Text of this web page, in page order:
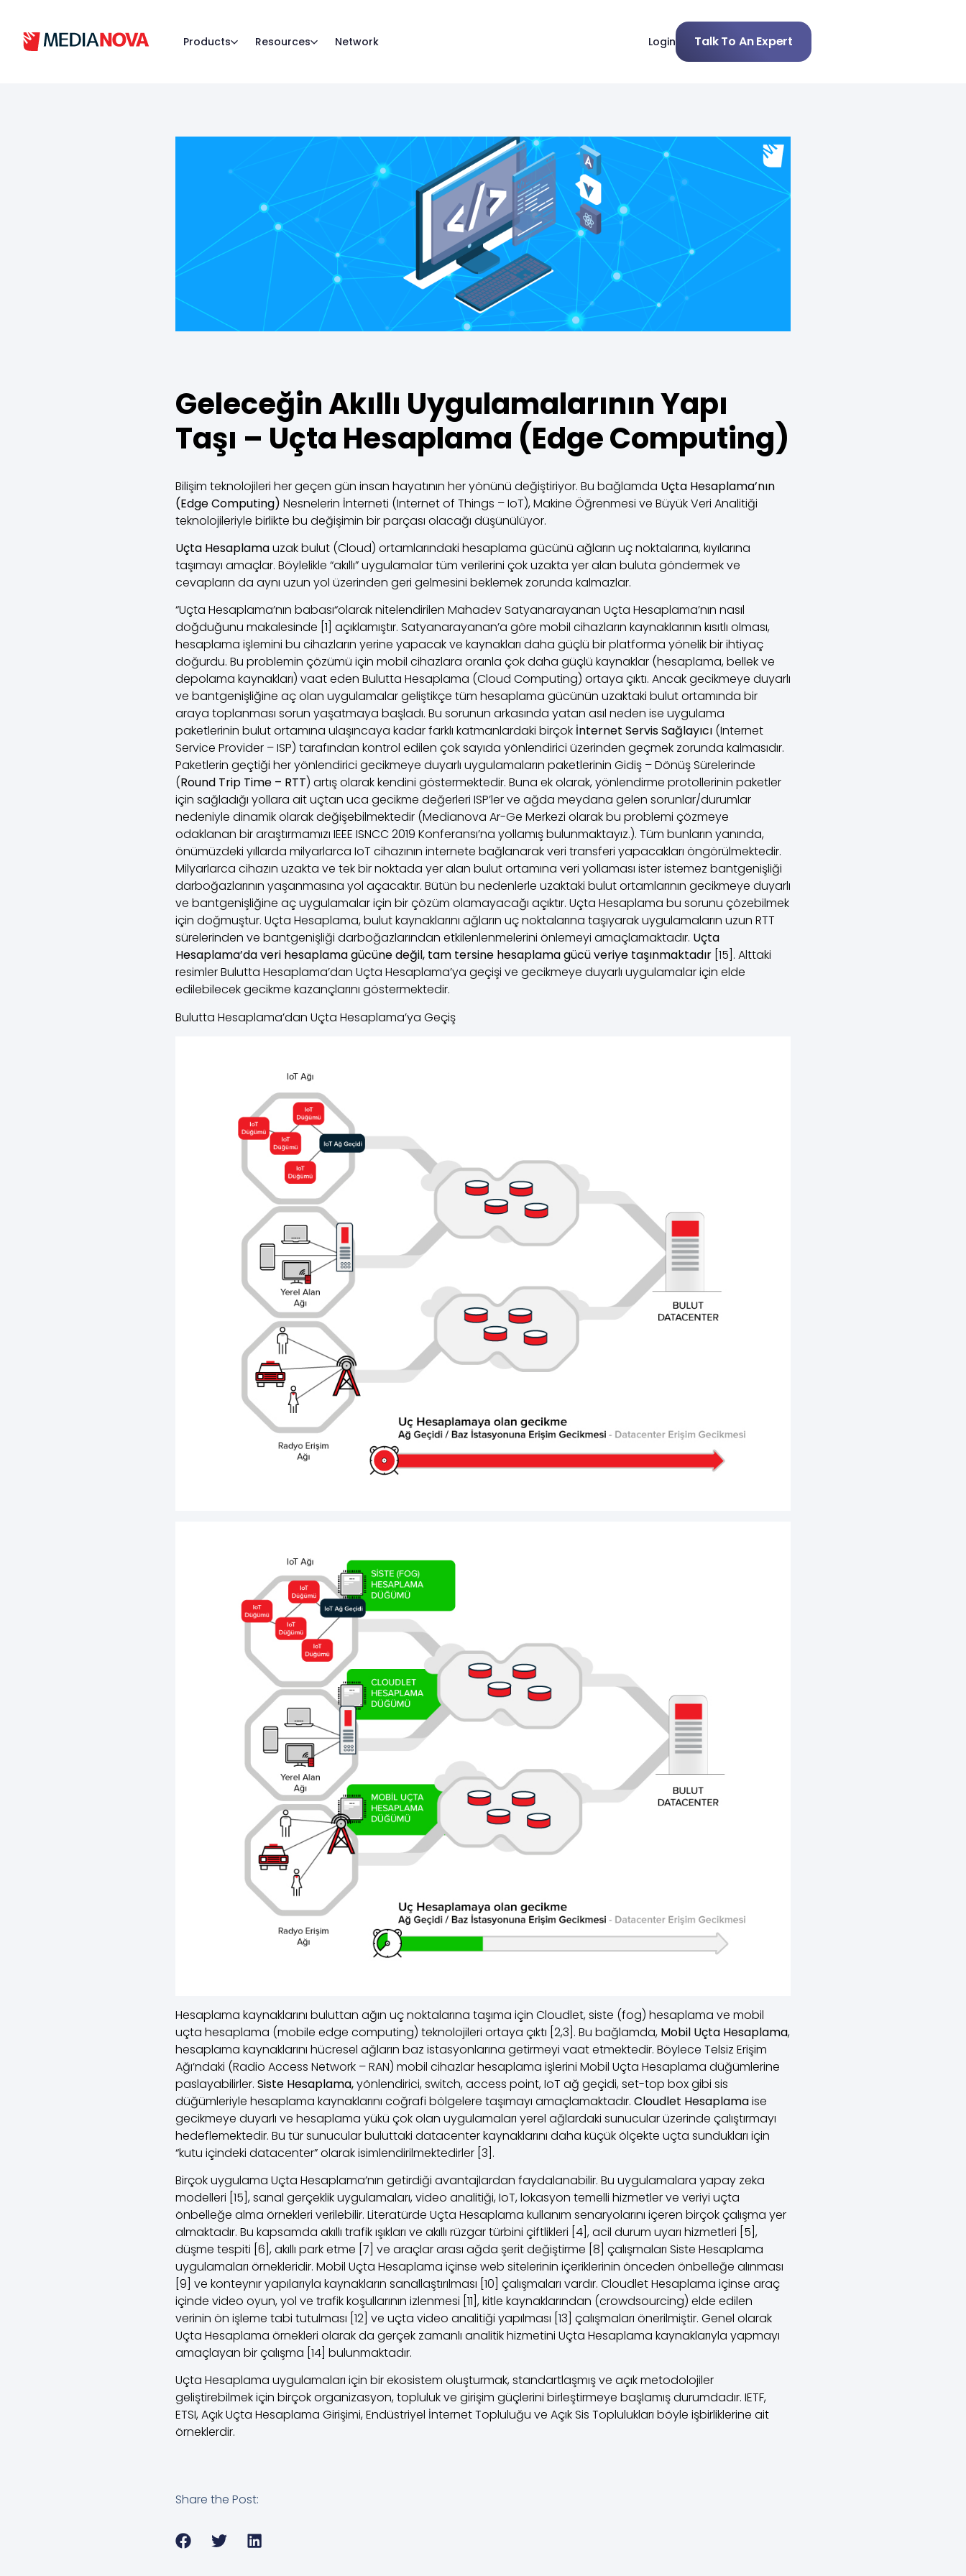
Products Resources Network Login Talk To An Expert
Geleceğin Akıllı Uygulamalarının Yapı
Taşı – Uçta Hesaplama (Edge Computing)
Bilişim teknolojileri her geçen gün insan hayatının her yönünü değiştiriyor. Bu bağlamda Uçta Hesaplama’nın
(Edge Computing) Nesnelerin İnterneti (Internet of Things – IoT), Makine Öğrenmesi ve Büyük Veri Analitiği
teknolojileriyle birlikte bu değişimin bir parçası olacağı düşünülüyor.
Uçta Hesaplamauzak bulut (Cloud) ortamlarındaki hesaplama gücünü ağların uç noktalarına, kıyılarına
taşımayı amaçlar. Böylelikle “akıllı” uygulamalar tüm verilerini çok uzakta yer alan buluta göndermek ve
cevapların da aynı uzun yol üzerinden geri gelmesini beklemek zorunda kalmazlar.
“Uçta Hesaplama’nın babası“olarak nitelendirilen Mahadev Satyanarayanan Uçta Hesaplama’nın nasıl
doğduğunu makalesinde [1] açıklamıştır. Satyanarayanan’a göre mobil cihazların kaynaklarının kısıtlı olması,
hesaplama işlemini bu cihazların yerine yapacak ve kaynakları daha güçlü bir platforma yönelik bir ihtiyaç
doğurdu. Bu problemin çözümü için mobil cihazlara oranla çok daha güçlü kaynaklar (hesaplama, bellek ve
depolama kaynakları) vaat eden Bulutta Hesaplama (Cloud Computing) ortaya çıktı. Ancak gecikmeye duyarlı
ve bantgenişliğine aç olan uygulamalar geliştikçe tüm hesaplama gücünün uzaktaki bulut ortamında bir
araya toplanması sorun yaşatmaya başladı. Bu sorunun arkasında yatan asıl neden ise uygulama
paketlerinin bulut ortamına ulaşıncaya kadar farklı katmanlardaki birçok İnternet Servis Sağlayıcı (Internet
Service Provider – ISP) tarafından kontrol edilen çok sayıda yönlendirici üzerinden geçmek zorunda kalmasıdır.
Paketlerin geçtiği her yönlendirici gecikmeye duyarlı uygulamaların paketlerinin Gidiş – Dönüş Sürelerinde
(Round Trip Time – RTT) artış olarak kendini göstermektedir. Buna ek olarak, yönlendirme protollerinin paketler
için sağladığı yollara ait uçtan uca gecikme değerleri ISP’ler ve ağda meydana gelen sorunlar/durumlar
nedeniyle dinamik olarak değişebilmektedir (Medianova Ar-Ge Merkezi olarak bu problemi çözmeye
odaklanan bir araştırmamızı IEEE ISNCC 2019 Konferansı’na yollamış bulunmaktayız.). Tüm bunların yanında,
önümüzdeki yıllarda milyarlarca IoT cihazının internete bağlanarak veri transferi yapacakları öngörülmektedir.
Milyarlarca cihazın uzakta ve tek bir noktada yer alan bulut ortamına veri yollaması ister istemez bantgenişliği
darboğazlarının yaşanmasına yol açacaktır. Bütün bu nedenlerle uzaktaki bulut ortamlarının gecikmeye duyarlı
ve bantgenişliğine aç uygulamalar için bir çözüm olamayacağı açıktır. Uçta Hesaplama bu sorunu çözebilmek
için doğmuştur. Uçta Hesaplama, bulut kaynaklarını ağların uç noktalarına taşıyarak uygulamaların uzun RTT
sürelerinden ve bantgenişliği darboğazlarından etkilenlenmelerini önlemeyi amaçlamaktadır. Uçta
Hesaplama’da veri hesaplama gücüne değil, tam tersine hesaplama gücü veriye taşınmaktadır [15]. Alttaki
resimler Bulutta Hesaplama’dan Uçta Hesaplama’ya geçişi ve gecikmeye duyarlı uygulamalar için elde
edilebilecek gecikme kazançlarını göstermektedir.
Bulutta Hesaplama’dan Uçta Hesaplama’ya Geçiş
Hesaplama kaynaklarını buluttan ağın uç noktalarına taşıma için Cloudlet, siste (fog) hesaplama ve mobil
uçta hesaplama (mobile edge computing) teknolojileri ortaya çıktı [2,3]. Bu bağlamda, Mobil Uçta Hesaplama,
hesaplama kaynaklarını hücresel ağların baz istasyonlarına getirmeyi vaat etmektedir. Böylece Telsiz Erişim
Ağı’ndaki (Radio Access Network – RAN) mobil cihazlar hesaplama işlerini Mobil Uçta Hesaplama düğümlerine
paslayabilirler. Siste Hesaplama,yönlendirici, switch, access point, IoT ağ geçidi, set-top box gibi sis
düğümleriyle hesaplama kaynaklarını coğrafi bölgelere taşımayı amaçlamaktadır. Cloudlet Hesaplamaise
gecikmeye duyarlı ve hesaplama yükü çok olan uygulamaları yerel ağlardaki sunucular üzerinde çalıştırmayı
hedeflemektedir. Bu tür sunucular buluttaki datacenter kaynaklarını daha küçük ölçekte uçta sundukları için
“kutu içindeki datacenter” olarak isimlendirilmektedirler [3].
Birçok uygulama Uçta Hesaplama’nın getirdiği avantajlardan faydalanabilir. Bu uygulamalara yapay zeka
modelleri [15], sanal gerçeklik uygulamaları, video analitiği, IoT, lokasyon temelli hizmetler ve veriyi uçta
önbelleğe alma örnekleri verilebilir. Literatürde Uçta Hesaplama kullanım senaryolarını içeren birçok çalışma yer
almaktadır. Bu kapsamda akıllı trafik ışıkları ve akıllı rüzgar türbini çiftlikleri [4], acil durum uyarı hizmetleri [5],
düşme tespiti [6], akıllı park etme [7] ve araçlar arası ağda şerit değiştirme [8] çalışmaları Siste Hesaplama
uygulamaları örnekleridir. Mobil Uçta Hesaplama içinse web sitelerinin içeriklerinin önceden önbelleğe alınması
[9] ve konteynır yapılarıyla kaynakların sanallaştırılması [10] çalışmaları vardır. Cloudlet Hesaplama içinse araç
içinde video oyun, yol ve trafik koşullarının izlenmesi [11], kitle kaynaklarından (crowdsourcing) elde edilen
verinin ön işleme tabi tutulması [12] ve uçta video analitiği yapılması [13] çalışmaları önerilmiştir. Genel olarak
Uçta Hesaplama örnekleri olarak da gerçek zamanlı analitik hizmetini Uçta Hesaplama kaynaklarıyla yapmayı
amaçlayan bir çalışma [14] bulunmaktadır.
Uçta Hesaplama uygulamaları için bir ekosistem oluşturmak, standartlaşmış ve açık metodolojiler
geliştirebilmek için birçok organizasyon, topluluk ve girişim güçlerini birleştirmeye başlamış durumdadır. IETF,
ETSI, Açık Uçta Hesaplama Girişimi, Endüstriyel İnternet Topluluğu ve Açık Sis Toplulukları böyle işbirliklerine ait
örneklerdir.
Share the Post: